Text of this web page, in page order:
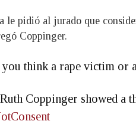
le pidió al jurado que
Coppinger.
think a rape victim or
Coppinger showed a